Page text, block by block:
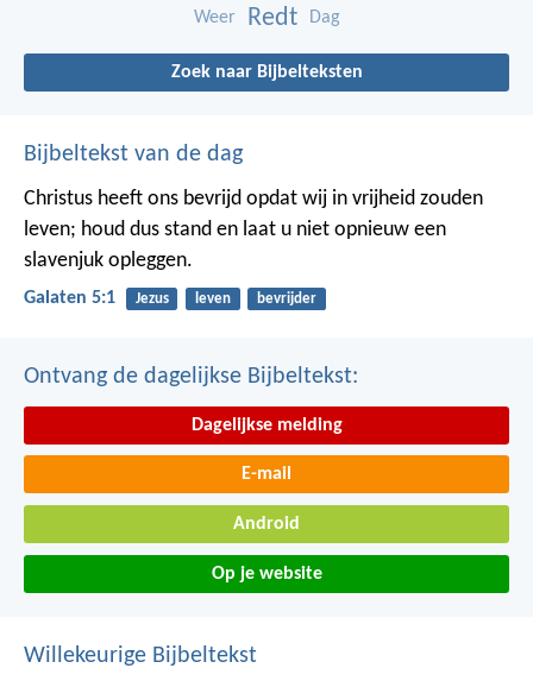
Weer Redt Dag
Zoek naar Bijbelteksten
Bijbeltekst van de dag
Christus heeft ons bevrijd opdat wij in vrijheid zouden
leven; houd dus stand en laat u niet opnieuw een
slavenjuk opleggen.
Galaten 5:1 Jezus leven bevrijder
Ontvang de dagelijkse Bijbeltekst:
Dagelijkse melding
E-mail
Android
Op je website
Willekeurige Bijbeltekst